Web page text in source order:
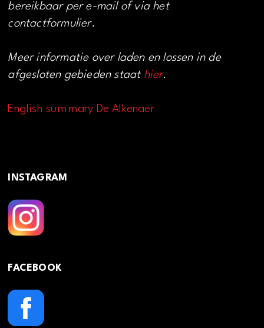
bereikbaar per e-mail of via het
contactformulier.
Meer informatie over laden en lossen in de
afgesloten gebieden staat hier.
English summary De Alkenaer
INSTAGRAM
FACEBOOK